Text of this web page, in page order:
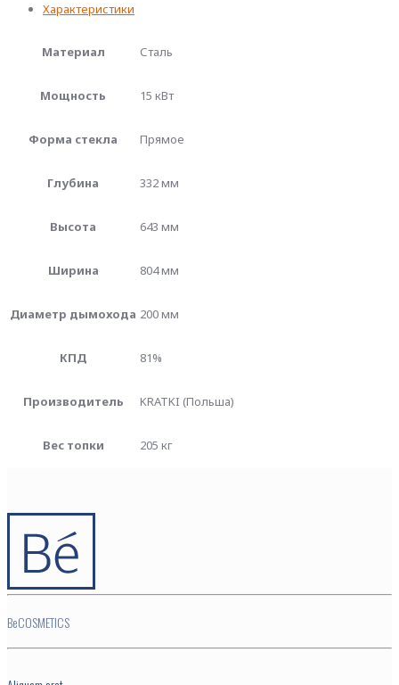
Характеристики
Материал Сталь
Мощность 15 кВт
Форма стекла Прямое
Глубина 332 мм
Высота 643 мм
Ширина 804 мм
Диаметр дымохода 200 мм
КПД 81%
Производитель KRATKI (Польша)
Вес топки 205 кг
BeCOSMETICS